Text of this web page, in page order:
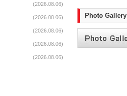
(2026.08.06)
(2026.08.06)
(2026.08.06)
(2026.08.06)
(2026.08.06)
Photo Gallery